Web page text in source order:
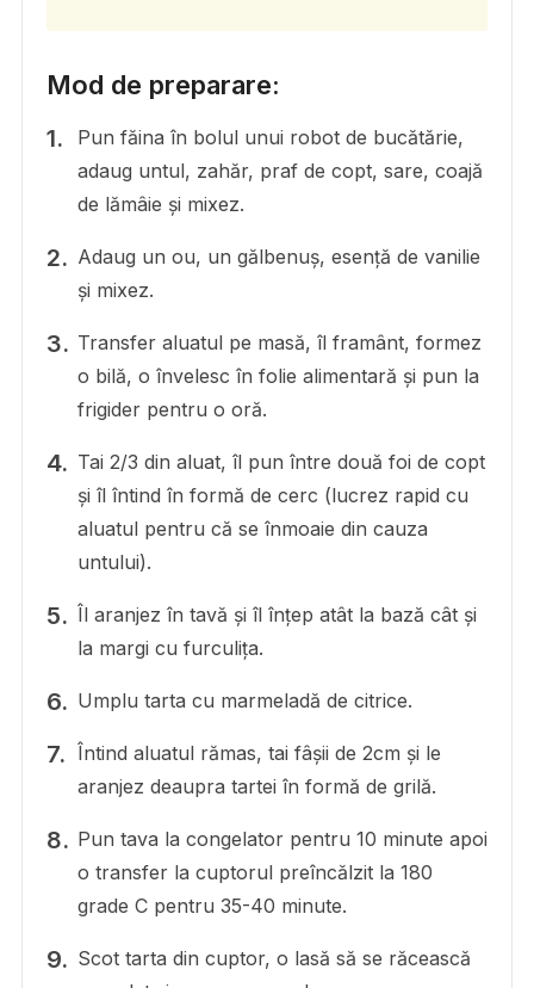
Mod de preparare:
Pun făina în bolul unui robot de bucătărie,
adaug untul, zahăr, praf de copt, sare, coajă
de lămâie și mixez.
Adaug un ou, un gălbenuș, esență de vanilie
și mixez.
Transfer aluatul pe masă, îl framânt, formez
o bilă, o învelesc în folie alimentară și pun la
frigider pentru o oră.
Tai 2/3 din aluat, îl pun între două foi de copt
și îl întind în formă de cerc (lucrez rapid cu
aluatul pentru că se înmoaie din cauza
untului).
Îl aranjez în tavă și îl înțep atât la bază cât și
la margi cu furculița.
Umplu tarta cu marmeladă de citrice.
Întind aluatul rămas, tai fâșii de 2cm și le
aranjez deaupra tartei în formă de grilă.
Pun tava la congelator pentru 10 minute apoi
o transfer la cuptorul preîncălzit la 180
grade C pentru 35-40 minute.
Scot tarta din cuptor, o lasă să se răcească